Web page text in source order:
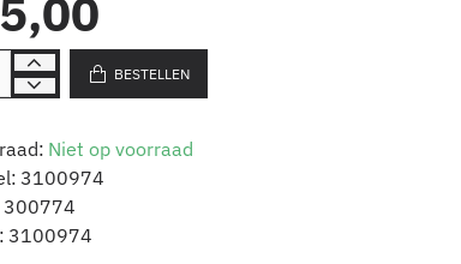
Niet op voorraad
3100974
300774
3100974
BESTELLEN